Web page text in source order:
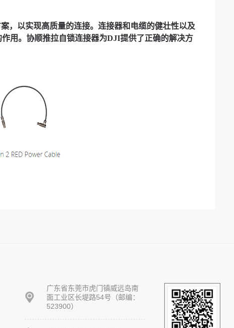
，以实现高质量的连接。 连接器和电缆的健壮性以及
用。 协顺推拉自锁连接器为DJI提供了正确的解决方
广东省东莞市虎门镇威远岛南
面工业区长堤路54号（邮编：
523900）